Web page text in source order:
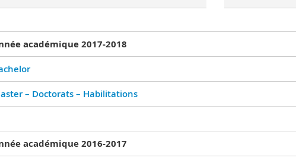
académique 2017-2018
– Doctorats – Habilitations
académique 2016-2017